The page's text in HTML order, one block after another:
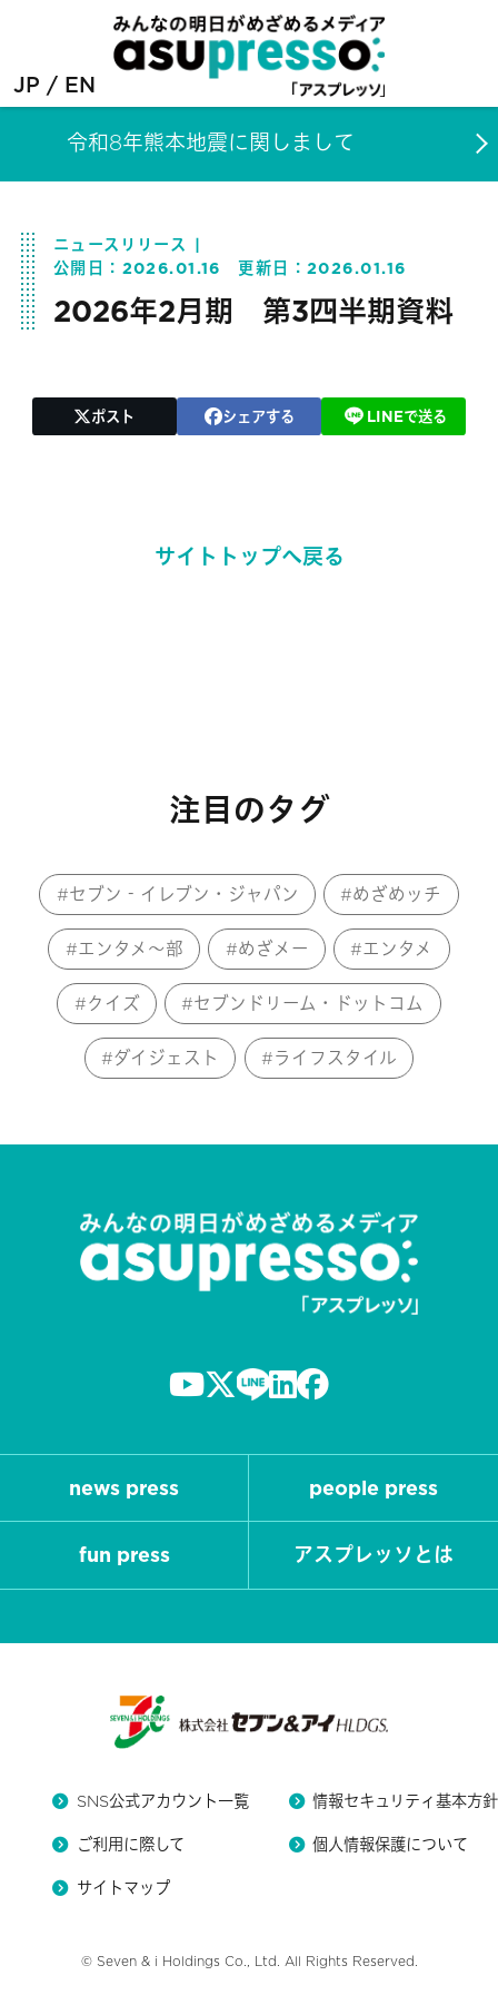
JP EN
令和8年熊本地震に関しまして
ニュースリリース
公開日： 2026.01.16 更新日：2026.01.16
2026年2月期 第3四半期資料
ポスト シェアする LINEで送る
サイトトップへ戻る
注目のタグ
セブン‐イレブン・ジャパン めざめッチ
エンタメ～部 めざメー エンタメ
クイズ セブンドリーム・ドットコム
ダイジェスト ライフスタイル
news press people press
fun press アスプレッソとは
SNS公式アカウント一覧 情報セキュリティ基本方針
ご利用に際して 個人情報保護について
サイトマップ
© Seven & i Holdings Co., Ltd. All Rights Reserved.